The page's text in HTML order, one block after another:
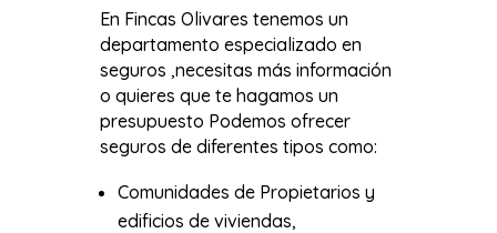
En Fincas Olivares tenemos un
departamento especializado en
seguros ,necesitas más información
o quieres que te hagamos un
presupuesto Podemos ofrecer
seguros de diferentes tipos como:
Comunidades de Propietarios y
edificios de viviendas,